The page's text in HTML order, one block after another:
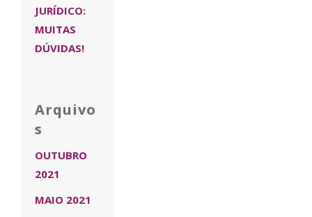
JURÍDICO:
MUITAS
DÚVIDAS!
Arquivo
s
OUTUBRO
2021
MAIO 2021